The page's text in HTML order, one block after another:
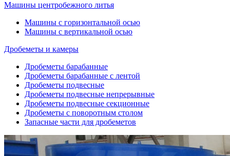
Машины центробежного литья
Машины с горизонтальной осью
Машины с вертикальной осью
Дробеметы и камеры
Дробеметы барабанные
Дробеметы барабанные с лентой
Дробеметы подвесные
Дробеметы подвесные непрерывные
Дробеметы подвесные секционные
Дробеметы с поворотным столом
Запасные части для дробеметов